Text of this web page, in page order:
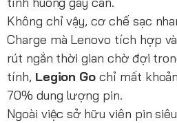
Không chỉ vậy, cơ chế sạc
Charge mà Lenovo tích hợp
rút ngắn thời gian chờ đợi
tính, Legion Go chỉ mất
70% dung lượng pin.
Ngoài việc sở hữu viên pin